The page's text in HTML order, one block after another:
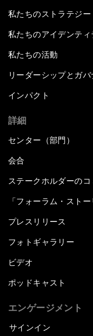
私たちのストラテジー
私たちのアイデンティ
私たちの活動
リーダーシップとガバ
インパクト
詳細
センター（部門）
会合
ステークホルダーのコ
「フォーラム・ストー
プレスリリース
フォトギャラリー
ビデオ
ポッドキャスト
エンゲージメント
サインイン